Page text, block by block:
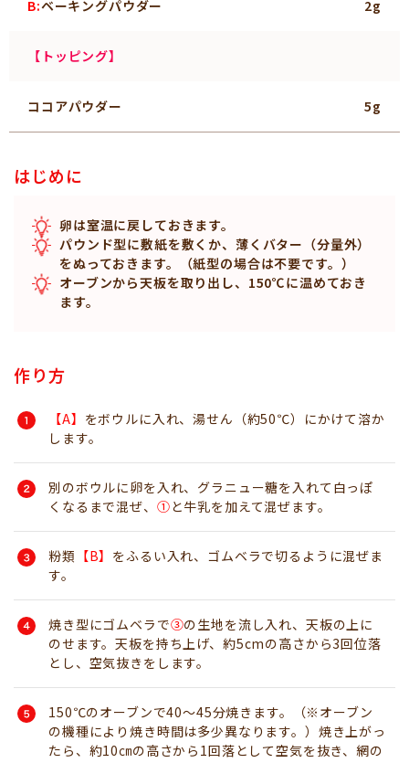
B:ベーキングパウダー 2g
【トッピング】
ココアパウダー 5g
はじめに
卵は室温に戻しておきます。
パウンド型に敷紙を敷くか、薄くバター（分量外）
をぬっておきます。（紙型の場合は不要です。）
オーブンから天板を取り出し、150℃に温めておき
ます。
作り方
【A】 をボウルに入れ、湯せん（約50℃）にかけて溶か
します。
別のボウルに卵を入れ、グラニュー糖を入れて白っぽ
くなるまで混ぜ、 ➀と牛乳を加えて混ぜます。
粉類 【B】 をふるい入れ、ゴムベラで切るように混ぜま
す。
焼き型にゴムベラで③の生地を流し入れ、天板の上に
のせます。天板を持ち上げ、約5cmの高さから3回位落
とし、空気抜きをします。
150℃のオーブンで40～45分焼きます。（※オーブン
の機種により焼き時間は多少異なります。）焼き上がっ
たら、約10㎝の高さから1回落として空気を抜き、網の